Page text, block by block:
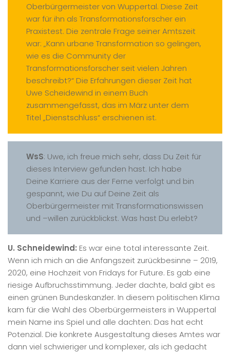
Oberbürgermeister von Wuppertal. Diese Zeit
war für ihn als Transformationsforscher ein
Praxistest. Die zentrale Frage seiner Amtszeit
war: „Kann urbane Transformation so gelingen,
wie es die Community der
Transformationsforscher seit vielen Jahren
beschreibt?“ Die Erfahrungen dieser Zeit hat
Uwe Scheidewind in einem Buch
zusammengefasst, das im März unter dem
Titel „Dienstschluss“ erschienen ist.
WsS: Uwe, ich freue mich sehr, dass Du Zeit für
dieses Interview gefunden hast. Ich habe
Deine Karriere aus der Ferne verfolgt und bin
gespannt, wie Du auf Deine Zeit als
Oberbürgermeister mit Transformationswissen
und –willen zurückblickst. Was hast Du erlebt?
U. Schneidewind: Es war eine total interessante Zeit.
Wenn ich mich an die Anfangszeit zurückbesinne – 2019,
2020, eine Hochzeit von Fridays for Future. Es gab eine
riesige Aufbruchsstimmung. Jeder dachte, bald gibt es
einen grünen Bundeskanzler. In diesem politischen Klima
kam für die Wahl des Oberbürgermeisters in Wuppertal
mein Name ins Spiel und alle dachten: Das hat echt
Potenzial. Die konkrete Ausgestaltung dieses Amtes war
dann viel schwieriger und komplexer, als ich gedacht